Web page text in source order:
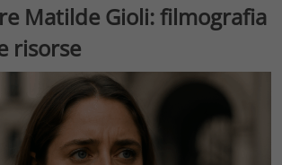
Matilde Gioli: filmografia
risorse